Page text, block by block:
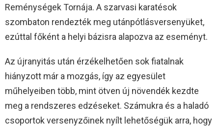
Reménységek Tornája. A szarvasi karatésok
szombaton rendezték meg utánpótlásversenyüket,
ezúttal főként a helyi bázisra alapozva az eseményt.
Az újranyitás után érzékelhetően sok fiatalnak
hiányzott már a mozgás, így az egyesület
műhelyeiben több, mint ötven új növendék kezdte
meg a rendszeres edzéseket. Számukra és a haladó
csoportok versenyzőinek nyílt lehetőségük arra, hogy